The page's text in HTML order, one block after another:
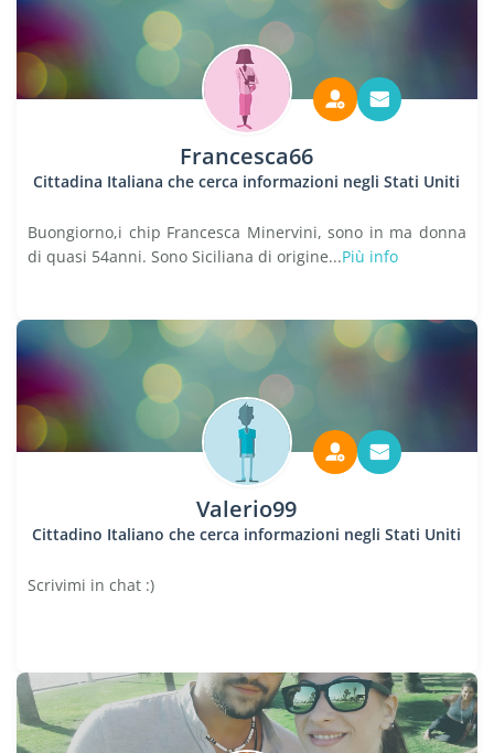
Francesca66
Cittadina Italiana che cerca informazioni negli Stati Uniti
Buongiorno,i chip Francesca Minervini, sono in ma donna
di quasi 54anni. Sono Siciliana di origine...Più info
Valerio99
Cittadino Italiano che cerca informazioni negli Stati Uniti
Scrivimi in chat :)